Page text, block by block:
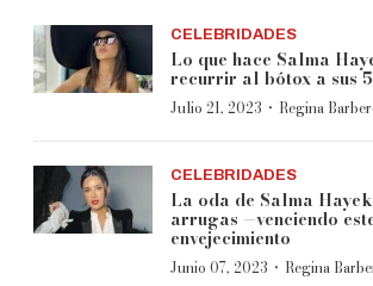
CELEBRIDADES
Lo que hace Salma
recurrir al bótox a sus
Julio 21, 2023 · Regina
CELEBRIDADES
La oda de Salma
arrugas —venciendo
envejecimiento
Junio 07, 2023 · Regina